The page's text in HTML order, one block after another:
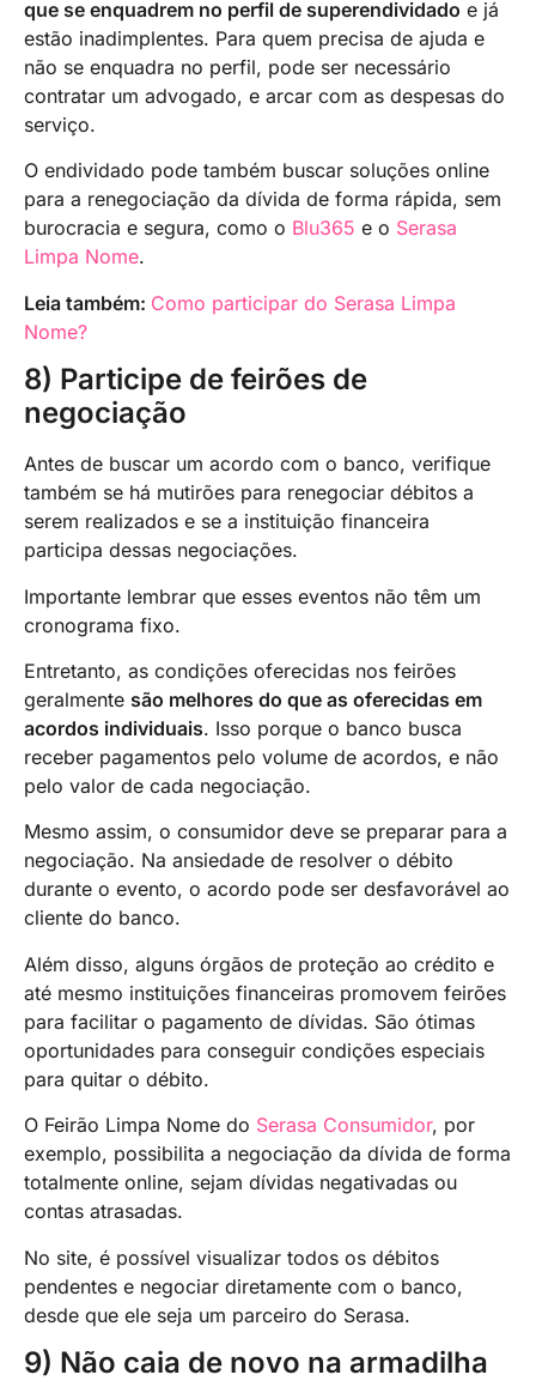
que se enquadrem no perfil de superendividado e já
estão inadimplentes. Para quem precisa de ajuda e
não se enquadra no perfil, pode ser necessário
contratar um advogado, e arcar com as despesas do
serviço.
O endividado pode também buscar soluções online
para a renegociação da dívida de forma rápida, sem
burocracia e segura, como o Blu365 e o Serasa
Limpa Nome.
Leia também: Como participar do Serasa Limpa
Nome?
8) Participe de feirões de
negociação
Antes de buscar um acordo com o banco, verifique
também se há mutirões para renegociar débitos a
serem realizados e se a instituição financeira
participa dessas negociações.
Importante lembrar que esses eventos não têm um
cronograma fixo.
Entretanto, as condições oferecidas nos feirões
geralmente são melhores do que as oferecidas em
acordos individuais. Isso porque o banco busca
receber pagamentos pelo volume de acordos, e não
pelo valor de cada negociação.
Mesmo assim, o consumidor deve se preparar para a
negociação. Na ansiedade de resolver o débito
durante o evento, o acordo pode ser desfavorável ao
cliente do banco.
Além disso, alguns órgãos de proteção ao crédito e
até mesmo instituições financeiras promovem feirões
para facilitar o pagamento de dívidas. São ótimas
oportunidades para conseguir condições especiais
para quitar o débito.
O Feirão Limpa Nome do Serasa Consumidor, por
exemplo, possibilita a negociação da dívida de forma
totalmente online, sejam dívidas negativadas ou
contas atrasadas.
No site, é possível visualizar todos os débitos
pendentes e negociar diretamente com o banco,
desde que ele seja um parceiro do Serasa.
9) Não caia de novo na armadilha